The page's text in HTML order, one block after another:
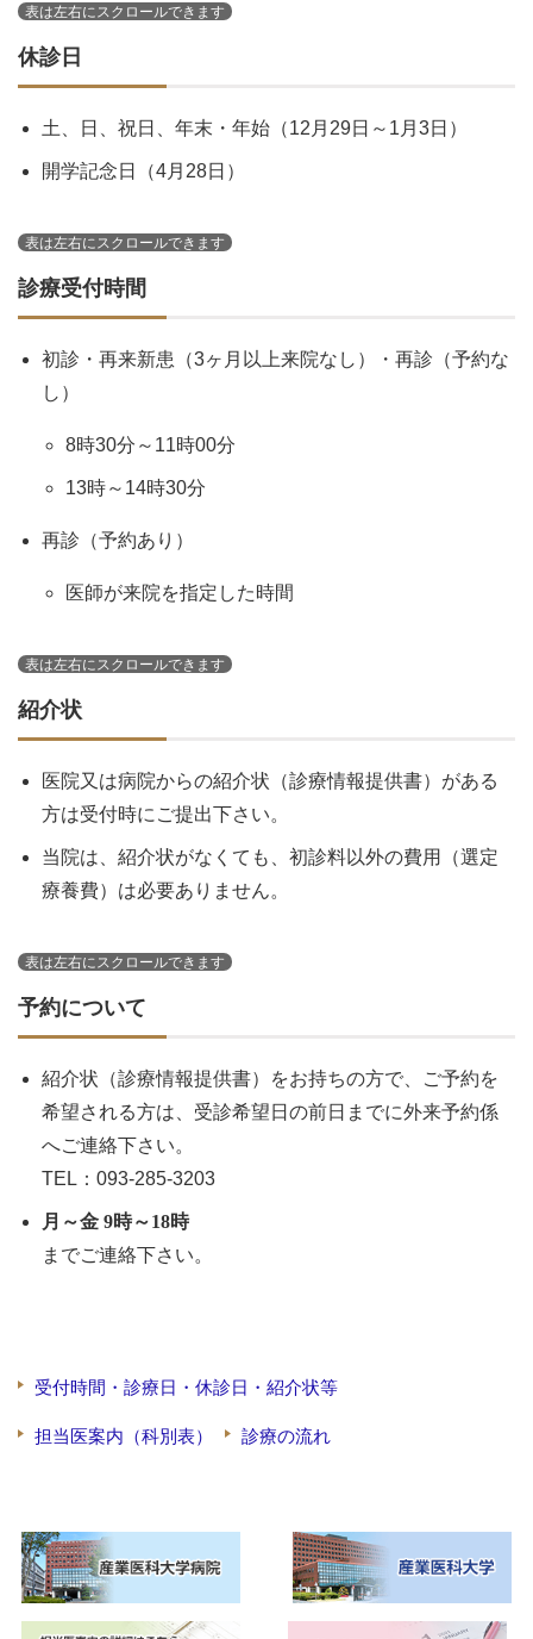
受付時間・診療日・休診日・紹介状等
担当医案内（科別表） 診療の流れ
休診日
土、日、祝日、年末・年始（12月29日～1月3日）
開学記念日（4月28日）
診療受付時間
初診・再来新患（3ヶ月以上来院なし）・再診（予約な
し）
8時30分～11時00分
13時～14時30分
再診（予約あり）
医師が来院を指定した時間
紹介状
医院又は病院からの紹介状（診療情報提供書）がある
方は受付時にご提出下さい。
当院は、紹介状がなくても、初診料以外の費用（選定
療養費）は必要ありません。
予約について
紹介状（診療情報提供書）をお持ちの方で、ご予約を
希望される方は、受診希望日の前日までに外来予約係
へご連絡下さい。
TEL：093-285-3203
月～金 9時～18時
までご連絡下さい。